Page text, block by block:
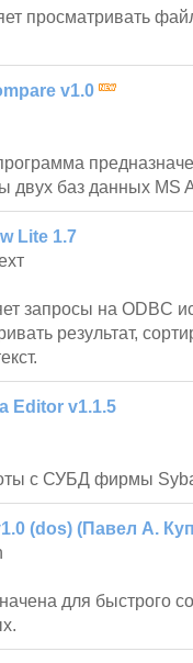
просматривать
v1.0
двух баз данных MS
Lite 1.7
запросы на ODBC
результат,
Editor v1.1.5
с СУБД фирмы
(dos) (Павел А.
для быстрого